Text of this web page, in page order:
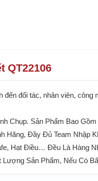
QT22106
đến đối tác, nhân viên,
Chụp. Sản Phẩm Bao
Hãng, Đầy Đủ Team Nhập
Hạt Điều… Đều Là Hàng
Sản Phẩm, Nếu Có